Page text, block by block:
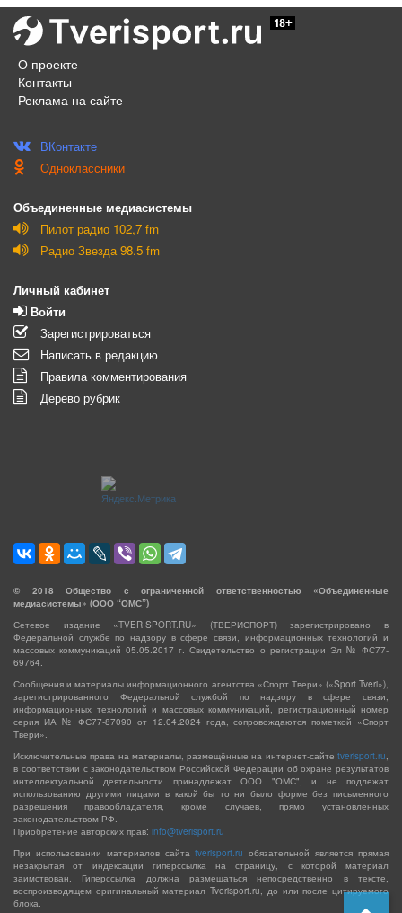
О проекте
Контакты
Реклама на сайте
ВКонтакте
Одноклассники
Объединенные медиасистемы
Пилот радио 102,7 fm
Радио Звезда 98.5 fm
Личный кабинет
Войти
Зарегистрироваться
Написать в редакцию
Правила комментирования
Дерево рубрик
© 2018 Общество с ограниченной ответственностью «Объединенные
медиасистемы» (ООО “ОМС”)
Сетевое издание «TVERISPORT.RU» (ТВЕРИСПОРТ) зарегистрировано в
Федеральной службе по надзору в сфере связи, информационных технологий и
массовых коммуникаций 05.05.2017 г. Свидетельство о регистрации Эл № ФС77-
69764.
Сообщения и материалы информационного агентства «Спорт Твери» («Sport Tveri»),
зарегистрированного Федеральной службой по надзору в сфере связи,
информационных технологий и массовых коммуникаций, регистрационный номер
серия ИА № ФС77-87090 от 12.04.2024 года, сопровождаются пометкой «Спорт
Твери».
Исключительные права на материалы, размещённые на интернет-сайте tverisport.ru,
в соответствии с законодательством Российской Федерации об охране результатов
интеллектуальной деятельности принадлежат ООО "ОМС", и не подлежат
использованию другими лицами в какой бы то ни было форме без письменного
разрешения правообладателя, кроме случаев, прямо установленных
законодательством РФ.
Приобретение авторских прав: info@tverisport.ru
При использовании материалов сайтаtverisport.ru обязательной является прямая
незакрытая от индексации гиперссылка на страницу, с которой материал
заимствован. Гиперссылка должна размещаться непосредственно в тексте,
воспроизводящем оригинальный материал Tverisport.ru, до или после цитируемого
блока.